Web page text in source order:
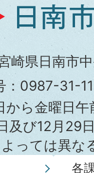
崎県日南市
：0987-31-
から金曜日
及び12月29
よっては異
各